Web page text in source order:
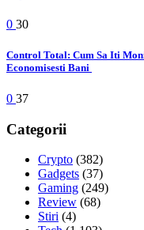
0 30
Control Total: Cum Sa Iti
Economisesti Bani
0 37
Categorii
Crypto (382)
Gadgets (37)
Gaming (249)
Review (68)
Stiri (4)